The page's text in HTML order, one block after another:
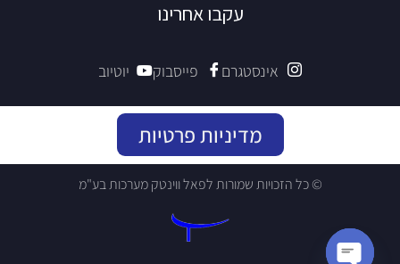
עקבו אחרינו
אינסטגרם פייסבוק יוטיוב
מדיניות פרטיות
© כל הזכויות שמורות לפאל ווינטק מערכות בע"מ